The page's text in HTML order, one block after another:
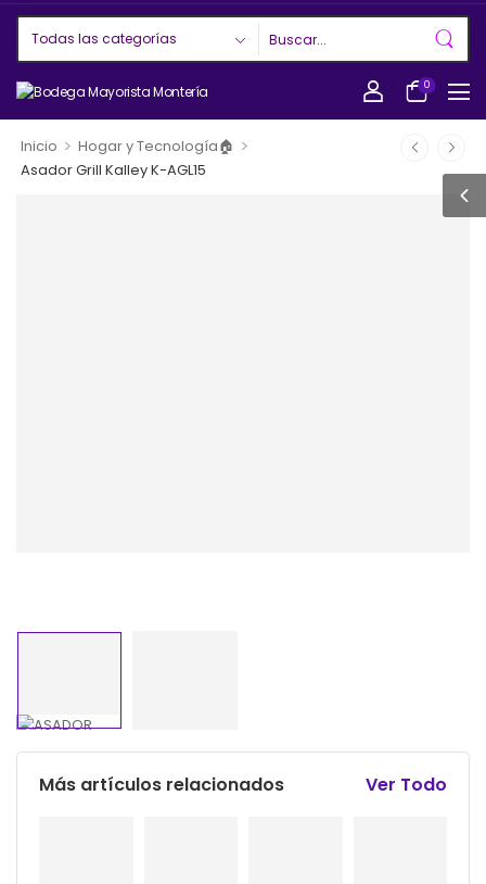
0
Inicio > Hogar y Tecnología🏠 >
Asador Grill Kalley K-AGL15
Más artículos relacionados Ver Todo